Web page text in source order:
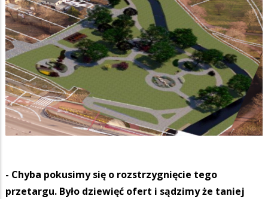
- Chyba pokusimy się o rozstrzygnięcie tego
przetargu. Było dziewięć ofert i sądzimy że taniej